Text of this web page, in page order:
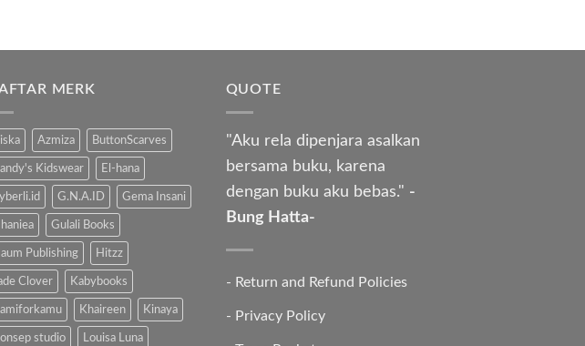
MERK
Azmiza ButtonScarves
Kidswear El-hana
G.N.A.ID Gema Insani
Gulali Books
Publishing Hitzz
Clover Kabybooks
Khaireen Kinaya
studio Louisa Luna
QUOTE
"Aku rela dipenjara asalkan
bersama buku, karena
dengan buku aku bebas." -
Bung Hatta-
- Return and Refund Policies
- Privacy Policy